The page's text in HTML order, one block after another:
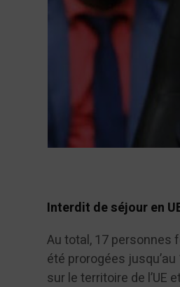
Interdit de séjour en
Au total, 17 personnes
été prorogées
sur le territoire de l’UE